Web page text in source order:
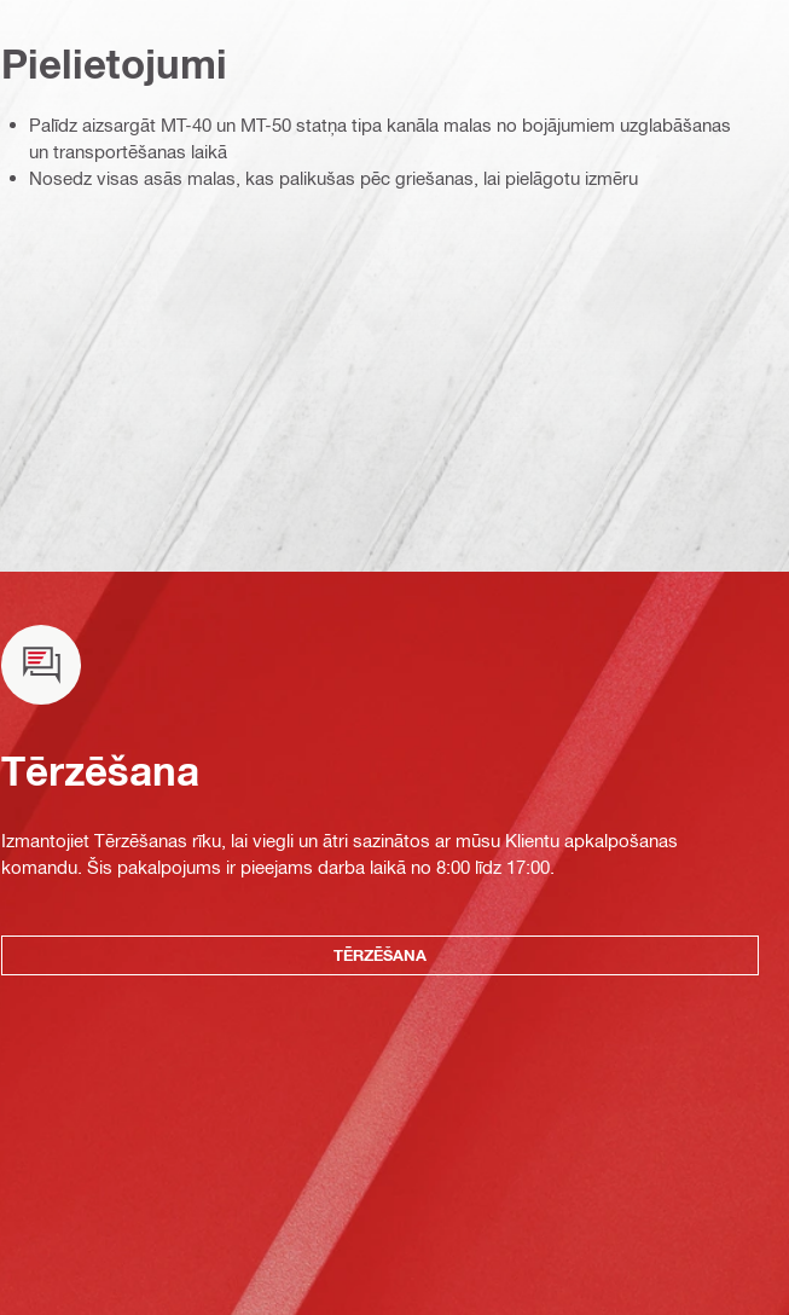
Pielietojumi
Palīdz aizsargāt MT-40 un MT-50 statņa tipa kanāla malas no bojājumiem uzglabāšanas
un transportēšanas laikā
Nosedz visas asās malas, kas palikušas pēc griešanas, lai pielāgotu izmēru
Tērzēšana
Izmantojiet Tērzēšanas rīku, lai viegli un ātri sazinātos ar mūsu Klientu apkalpošanas
komandu. Šis pakalpojums ir pieejams darba laikā no 8:00 līdz 17:00.
TĒRZĒŠANA